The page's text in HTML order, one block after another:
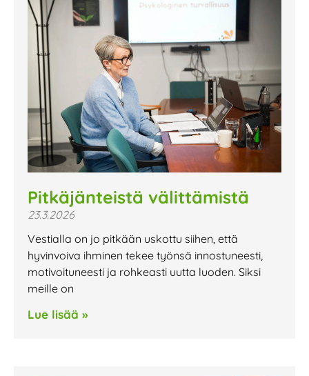
Pitkäjänteistä välittämistä
23.3.2026
Vestialla on jo pitkään uskottu siihen, että
hyvinvoiva ihminen tekee työnsä innostuneesti,
motivoituneesti ja rohkeasti uutta luoden. Siksi
meille on
Lue lisää »